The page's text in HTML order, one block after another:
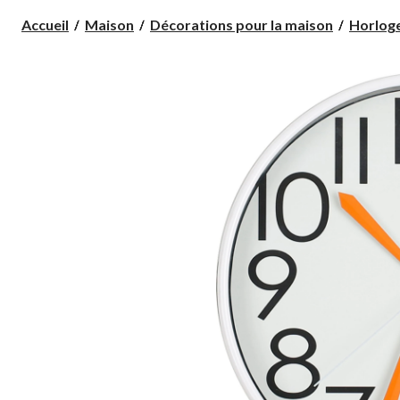
Accueil Maison Décorations pour la maison